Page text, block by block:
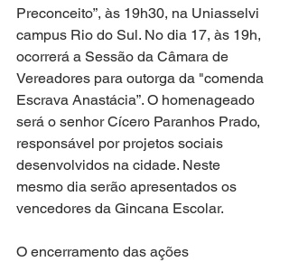
Preconceito”, às 19h30, na Uniasselvi
campus Rio do Sul. No dia 17, às 19h,
ocorrerá a Sessão da Câmara de
Vereadores para outorga da "comenda
Escrava Anastácia”. O homenageado
será o senhor Cícero Paranhos Prado,
responsável por projetos sociais
desenvolvidos na cidade. Neste
mesmo dia serão apresentados os
vencedores da Gincana Escolar.
O encerramento das ações